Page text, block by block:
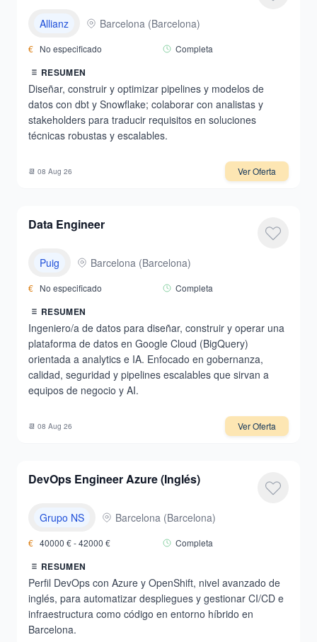
Allianz Barcelona (Barcelona)
€ No especificado Completa
RESUMEN
Diseñar, construir y optimizar pipelines y modelos de
datos con dbt y Snowflake; colaborar con analistas y
stakeholders para traducir requisitos en soluciones
técnicas robustas y escalables.
📆 08 Aug 26 Ver Oferta
Data Engineer
Puig Barcelona (Barcelona)
€ No especificado Completa
RESUMEN
Ingeniero/a de datos para diseñar, construir y operar una
plataforma de datos en Google Cloud (BigQuery)
orientada a analytics e IA. Enfocado en gobernanza,
calidad, seguridad y pipelines escalables que sirvan a
equipos de negocio y AI.
📆 08 Aug 26 Ver Oferta
DevOps Engineer Azure (Inglés)
Grupo NS Barcelona (Barcelona)
€ 40000 € -42000 € Completa
RESUMEN
Perfil DevOps con Azure y OpenShift, nivel avanzado de
inglés, para automatizar despliegues y gestionar CI/CD e
infraestructura como código en entorno híbrido en
Barcelona.